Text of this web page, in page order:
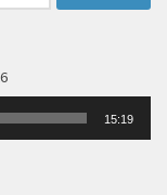
15:19